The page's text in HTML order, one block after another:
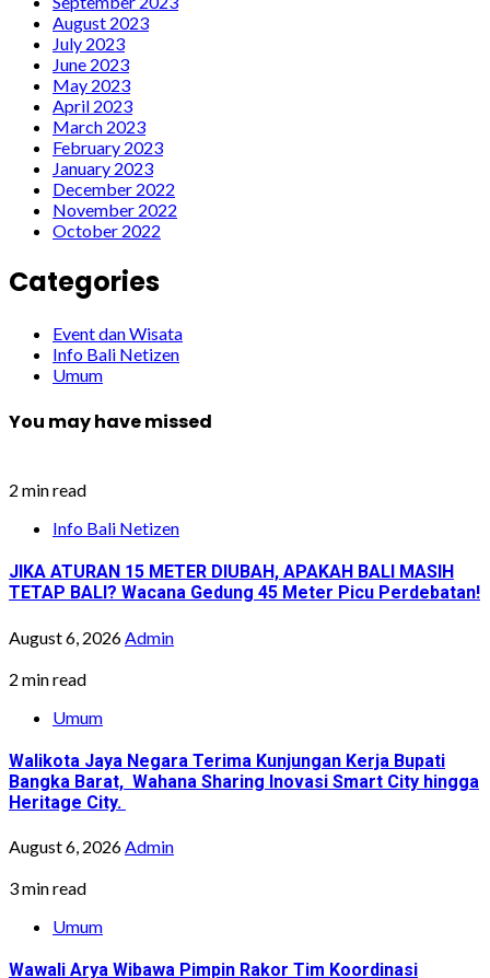
August 2023
July 2023
June 2023
May 2023
April 2023
March 2023
February 2023
January 2023
December 2022
November 2022
October 2022
Categories
Event dan Wisata
Info Bali Netizen
Umum
You may have missed
2 min read
Info Bali Netizen
JIKA ATURAN 15 METER DIUBAH, APAKAH BALI MASIH
TETAP BALI? Wacana Gedung 45 Meter Picu Perdebatan!
August 6, 2026 Admin
2 min read
Umum
Walikota Jaya Negara Terima Kunjungan Kerja Bupati
Bangka Barat, Wahana Sharing Inovasi Smart City hingga
Heritage City.
August 6, 2026Admin
3 min read
Umum
Wawali Arya Wibawa Pimpin Rakor Tim Koordinasi